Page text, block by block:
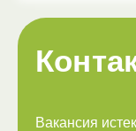
Вакансия